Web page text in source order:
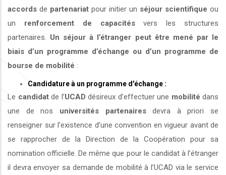
accords de partenariat pour initier un séjour scientifique ou
un renforcement de capacitésvers les structures
partenaires. Un séjour à l’étranger peut être mené par le
biais d’un programme d’échange ou d’un programme de
bourse de mobilité :
Candidature à un programme d'échange :
Le candidatde l’UCAD désireux d’effectuer une mobilité dans
une de nos universités partenairesdevra à priori se
renseigner sur l’existence d’une convention en vigueur avant de
se rapprocher de la Direction de la Coopération pour sa
nomination officielle. De même que pour le candidat à l’étranger
il devra envoyer sa demande de mobilité à l’UCAD via le service